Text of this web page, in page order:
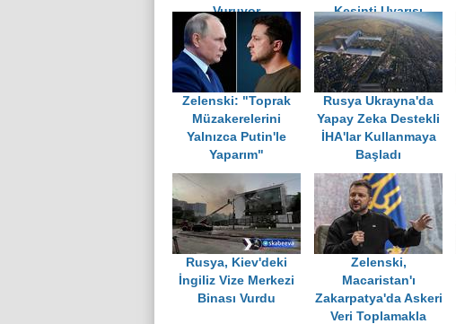
Vuruyor
Kesinti Uyarısı
Zelenski: "Toprak
Müzakerelerini
Yalnızca Putin'le
Yaparım"
Rusya Ukrayna'da
Yapay Zeka Destekli
İHA'lar Kullanmaya
Başladı
Rusya, Kiev'deki
İngiliz Vize Merkezi
Binası Vurdu
Zelenski,
Macaristan'ı
Zakarpatya'da Askeri
Veri Toplamakla